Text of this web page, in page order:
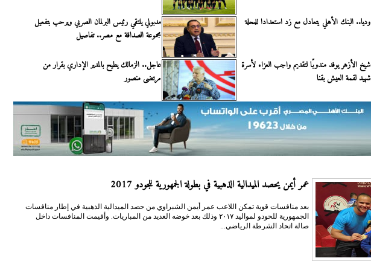
وديا.. البنك الأهلي يتعادل مع زد استعدادا للمحلة
مدبولي يلتقي رئيس البرلمان الصربي ويرحب بتفعيل
مجموعة الصداقة مع مصر.. تفاصيل
شيخ الأزهر يوفد مندوبًا لتقديم واجب العزاء لأسرة
شهيد لقمة العيش بقنا
عاجل.. الزمالك يطيح بالمدير الإداري بقرار من
مرتضى منصور
عمر أيمن يحصد الميدالية الذهبية في بطولة الجمهورية للجودو 2017
بعد منافسات قوية تمكن اللاعب عمر أيمن الشبراوي من حصد الميدالية الذهبية في إطار منافسات
الجمهورية للحودو لمواليد ٢٠١٧ وذلك بعد خوضه العديد من المباريات. وأقيمت المنافسات داخل
صالة اتحاد الشرطة الرياضي...